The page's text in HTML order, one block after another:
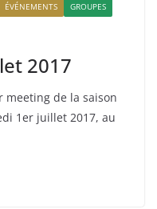
ÉVÉNEMENTS GROUPES
2017
meeting de la saison
1er juillet 2017, au